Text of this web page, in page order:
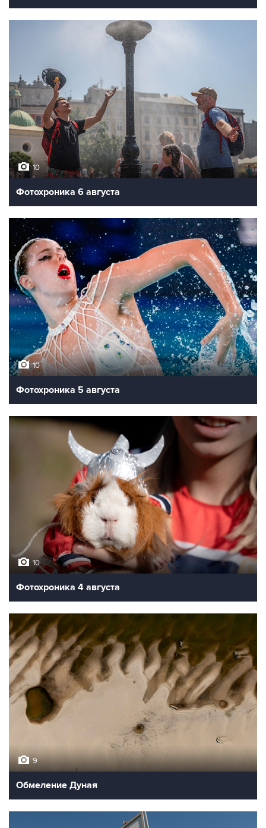
10
Фотохроника 6 августа
10
Фотохроника 5 августа
10
Фотохроника 4 августа
9
Обмеление Дуная